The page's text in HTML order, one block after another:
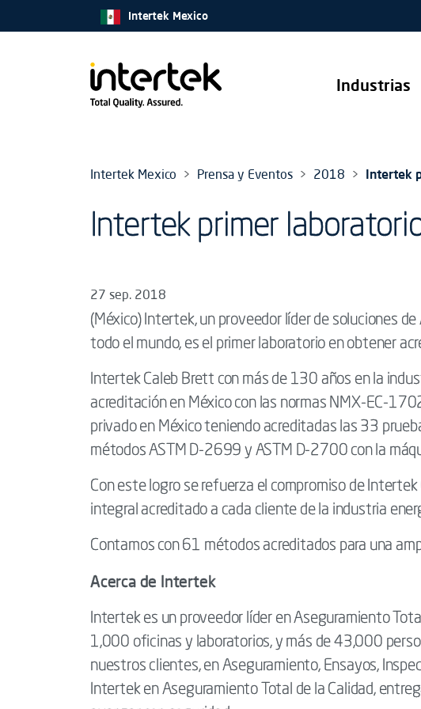
Industrias
Intertek Mexico
Intertek Mexico Prensa y Eventos 2018 Intertek
Intertek primer
27 sep. 2018
(México) Intertek, un proveedor líder de soluciones
todo el mundo, es el primer laboratorio en obtener
Intertek Caleb Brett con más de 130 años en la
acreditación en México con las normas NMX-EC-
privado en México teniendo acreditadas las 33
métodos ASTM D-2699 y ASTM D-2700 con la
Con este logro se refuerza el compromiso de
integral acreditado a cada cliente de la industria
Contamos con 61 métodos acreditados para una
Acerca de Intertek
Intertek es un proveedor líder en Aseguramiento
1,000 oficinas y laboratorios, y más de 43,000
nuestros clientes, en Aseguramiento, Ensayos,
Intertek en Aseguramiento Total de la Calidad,